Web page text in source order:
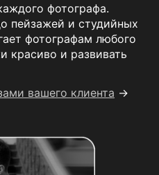
фотографа.
пейзажей и студийных
фотографам любого
красиво и развивать
вашего клиента →